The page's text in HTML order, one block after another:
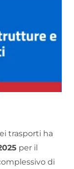
trasporti ha
per il
di